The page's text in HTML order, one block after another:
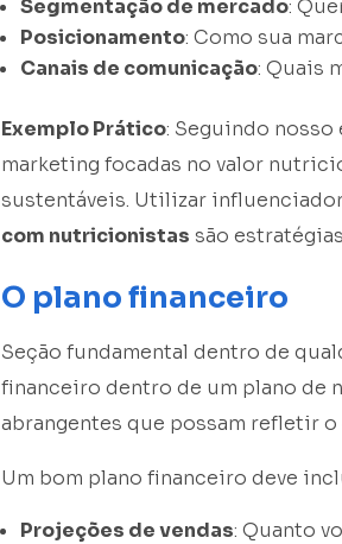
Segmentação de mercado:
Posicionamento: Como sua
Canais de comunicação: Quais
Exemplo Prático: Seguindo nosso
marketing focadas no valor
sustentáveis. Utilizar
com nutricionistas são
O plano financeiro
Seção fundamental dentro de
financeiro dentro de um plano de
abrangentes que possam refletir
Um bom plano financeiro deve
Projeções de vendas: Quanto